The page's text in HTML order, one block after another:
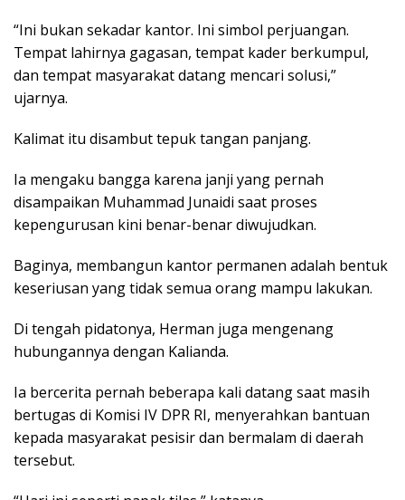
“Ini bukan sekadar kantor. Ini simbol perjuangan.
Tempat lahirnya gagasan, tempat kader berkumpul,
dan tempat masyarakat datang mencari solusi,”
ujarnya.
Kalimat itu disambut tepuk tangan panjang.
Ia mengaku bangga karena janji yang pernah
disampaikan Muhammad Junaidi saat proses
kepengurusan kini benar-benar diwujudkan.
Baginya, membangun kantor permanen adalah bentuk
keseriusan yang tidak semua orang mampu lakukan.
Di tengah pidatonya, Herman juga mengenang
hubungannya dengan Kalianda.
Ia bercerita pernah beberapa kali datang saat masih
bertugas di Komisi IV DPR RI, menyerahkan bantuan
kepada masyarakat pesisir dan bermalam di daerah
tersebut.